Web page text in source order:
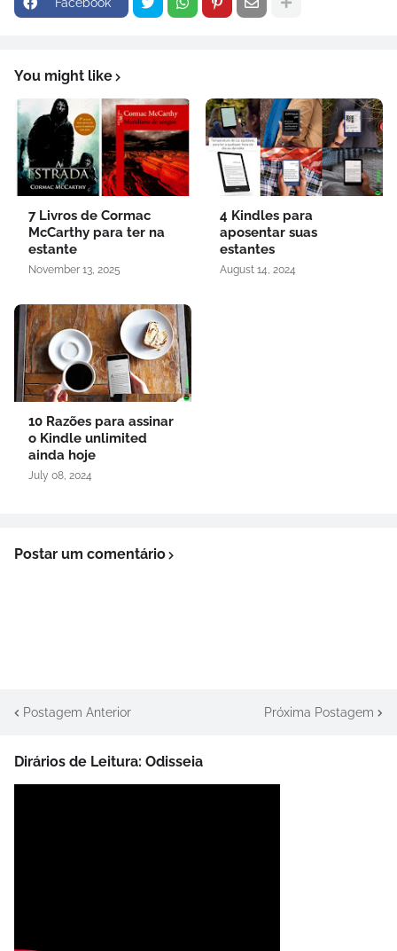
You might like
7 Livros de Cormac
McCarthy para ter na
estante
November 13, 2025
4 Kindles para
aposentar suas
estantes
August 14, 2024
10 Razões para assinar
o Kindle unlimited
ainda hoje
July 08, 2024
Postar um comentário
Postagem Anterior Próxima Postagem
Dirários de Leitura: Odisseia